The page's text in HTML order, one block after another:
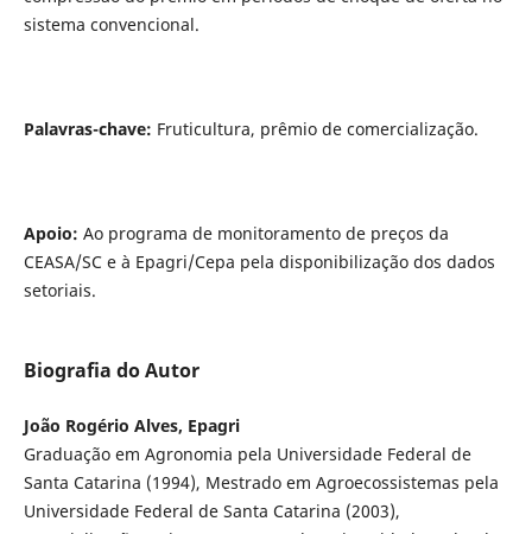
sistema convencional.
Palavras-chave: Fruticultura, prêmio de comercialização.
Apoio: Ao programa de monitoramento de preços da
CEASA/SC e à Epagri/Cepa pela disponibilização dos dados
setoriais.
Biografia do Autor
João Rogério Alves, Epagri
Graduação em Agronomia pela Universidade Federal de
Santa Catarina (1994), Mestrado em Agroecossistemas pela
Universidade Federal de Santa Catarina (2003),